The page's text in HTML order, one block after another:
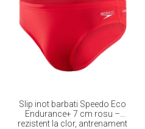
Slip inot barbati Speedo Eco
Endurance+ 7 cm rosu –
rezistent la clor, antrenament